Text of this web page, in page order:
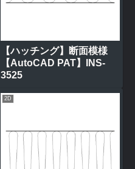
【ハッチング】断面模様
【AutoCAD PAT】INS-
3525
2D